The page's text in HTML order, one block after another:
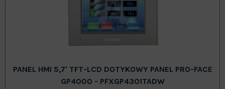
PANEL HMI 5,7' TFT-LCD DOTYKOWY PANEL PRO-FACE
GP4000 - PFXGP4301TADW